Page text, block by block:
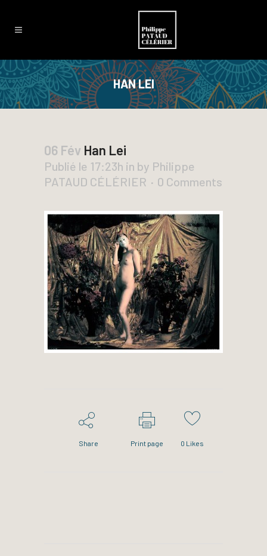
HAN LEI
06 Fév Han Lei
Publié le 17:23h in by Philippe
PATAUD CÉLÉRIER
0 Comments
Share Print page 0 Likes